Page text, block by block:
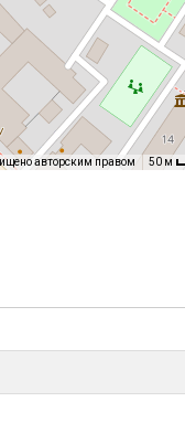
авторским правом 50 м